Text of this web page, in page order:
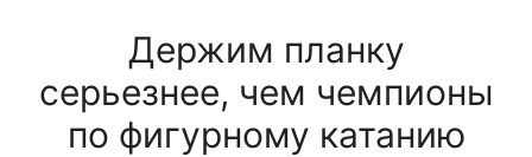
Держим планку
серьезнее, чем чемпионы
по фигурному катанию